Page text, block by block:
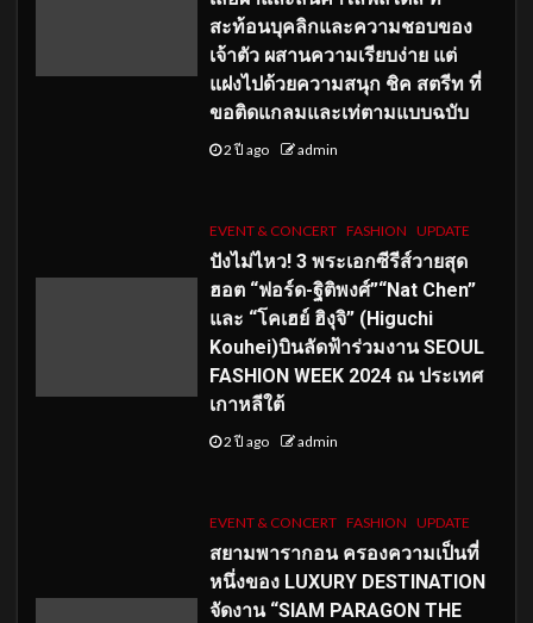
สะท้อนบุคลิกและความชอบของ
เจ้าตัว ผสานความเรียบง่าย แต่
แฝงไปด้วยความสนุก ชิค สตรีท ที่
ขอติดแกลมและเท่ตามแบบฉบับ
2 ปี ago admin
EVENT & CONCERT FASHION UPDATE
ปังไม่ไหว! 3 พระเอกซีรีส์วายสุด
ฮอต “ฟอร์ด-ฐิติพงศ์”“Nat Chen”
และ “โคเฮย์ ฮิงุจิ” (Higuchi
Kouhei)บินลัดฟ้าร่วมงาน SEOUL
FASHION WEEK 2024 ณ ประเทศ
เกาหลีใต้
2 ปี ago admin
EVENT & CONCERT FASHION UPDATE
สยามพารากอน ครองความเป็นที่
หนึ่งของ LUXURY DESTINATION
จัดงาน “SIAM PARAGON THE